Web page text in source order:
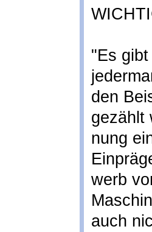
"Es
den
gezählt
nung
werb
auch